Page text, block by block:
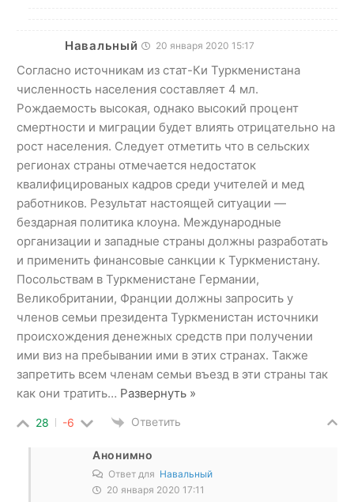
Навальный 20 января 2020 15:17
Согласно источникам из стат-Ки Туркменистана
численность населения составляет 4 мл.
Рождаемость высокая, однако высокий процент
смертности и миграции будет влиять отрицательно на
рост населения. Следует отметить что в сельских
регионах страны отмечается недостаток
квалифицированых кадров среди учителей и мед
работников. Результат настоящей ситуации —
бездарная политика клоуна. Международные
организации и западные страны должны разработать
и применить финансовые санкции к Туркменистану.
Посольствам в Туркменистане Германии,
Великобритании, Франции должны запросить у
членов семьи президента Туркменистан источники
происхождения денежных средств при получении
ими виз на пребывании ими в этих странах. Также
запретить всем членам семьи въезд в эти страны так
как они тратить… Развернуть »
28 -6 Ответить
Анонимно
Ответ для Навальный
20 января 2020 17:11